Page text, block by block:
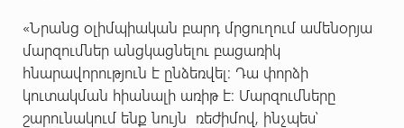
«Նրանց օլիմպիական բարդ մրցուղում ամենօրյա
մարզումներ անցկացնելու բացառիկ
հնարավորություն է ընձեռվել: Դա փորձի
կուտակման հիանալի առիթ է: Մարզումները
շարունակում ենք նույն ռեժիմով, ինչպես՝